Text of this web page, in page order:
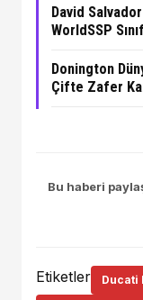
David
WorldSSP
Donington
Çifte Zafer
Bu haberi
Etiketler Ducati